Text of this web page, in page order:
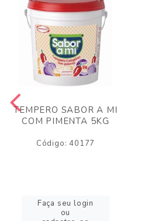
TEMPERO SABOR A MI
COM PIMENTA 5KG
Código: 40177
Faça seu login
ou